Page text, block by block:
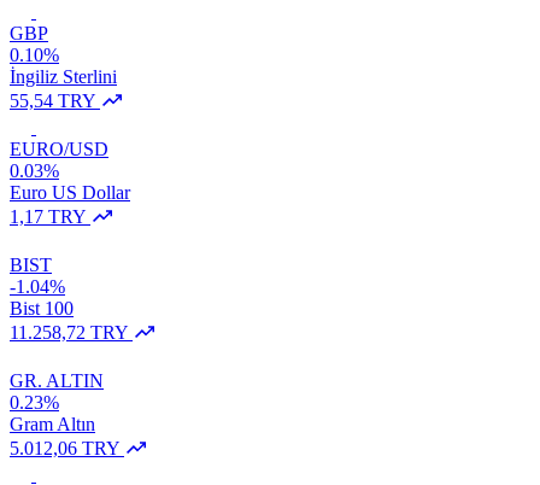
GBP
0.10%
İngiliz Sterlini
55,54 TRY
EURO/USD
0.03%
Euro US Dollar
1,17 TRY
BIST
-1.04%
Bist 100
11.258,72 TRY
GR. ALTIN
0.23%
Gram Altın
5.012,06 TRY